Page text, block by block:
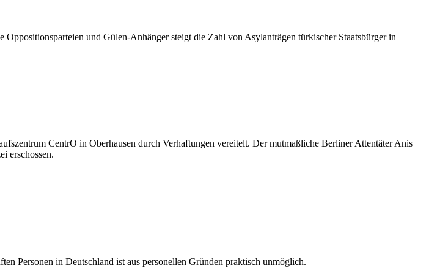
Oppositionsparteien und Gülen-Anhänger steigt die Zahl von Asylanträgen türkischer Staatsbürger in
CentrO in Oberhausen durch Verhaftungen vereitelt. Der mutmaßliche Berliner Attentäter Anis
erschossen.
Personen in Deutschland ist aus personellen Gründen praktisch unmöglich.